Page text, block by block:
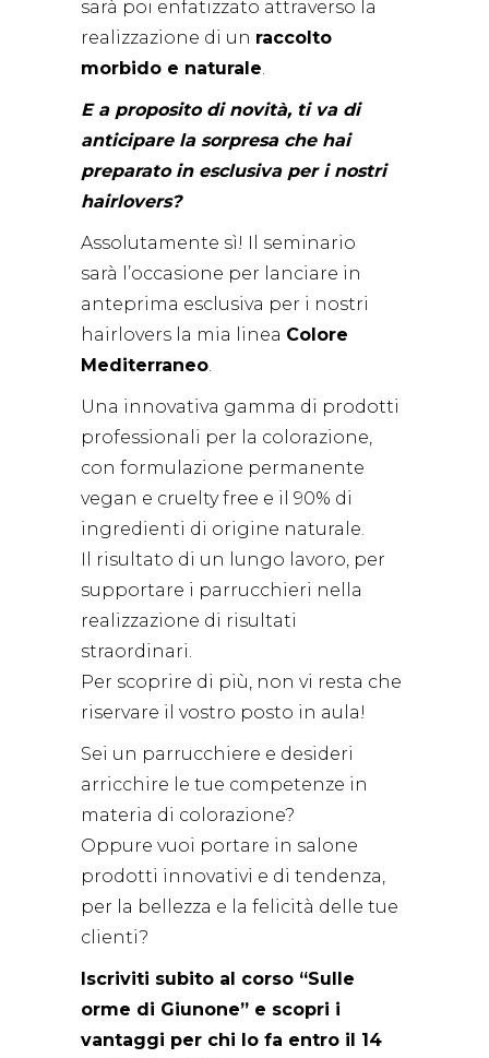
sarà poi enfatizzato attraverso la
realizzazione di un raccolto
morbido e naturale.
E a proposito di novità, ti va di
anticipare la sorpresa che hai
preparato in esclusiva per i nostri
hairlovers?
Assolutamente sì! Il seminario
sarà l’occasione per lanciare in
anteprima esclusiva per i nostri
hairlovers la mia linea Colore
Mediterraneo.
Una innovativa gamma di prodotti
professionali per la colorazione,
con formulazione permanente
vegan e cruelty free e il 90% di
ingredienti di origine naturale.
Il risultato di un lungo lavoro, per
supportare i parrucchieri nella
realizzazione di risultati
straordinari.
Per scoprire di più, non vi resta che
riservare il vostro posto in aula!
Sei un parrucchiere e desideri
arricchire le tue competenze in
materia di colorazione?
Oppure vuoi portare in salone
prodotti innovativi e di tendenza,
per la bellezza e la felicità delle tue
clienti?
Iscriviti subito al corso “Sulle
orme di Giunone” e scopri i
vantaggi per chi lo fa entro il 14